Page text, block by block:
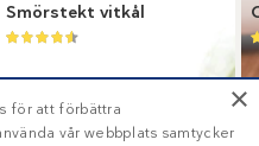
Smörstekt vitkål
×
för att förbättra
vår webbplats samtycker